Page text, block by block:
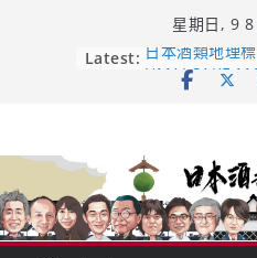
星期日, 9
Latest: 日本酒類地理
UMAI SAKE
市場！梅乃宿
龜之井酒造：
吟釀的堅持與